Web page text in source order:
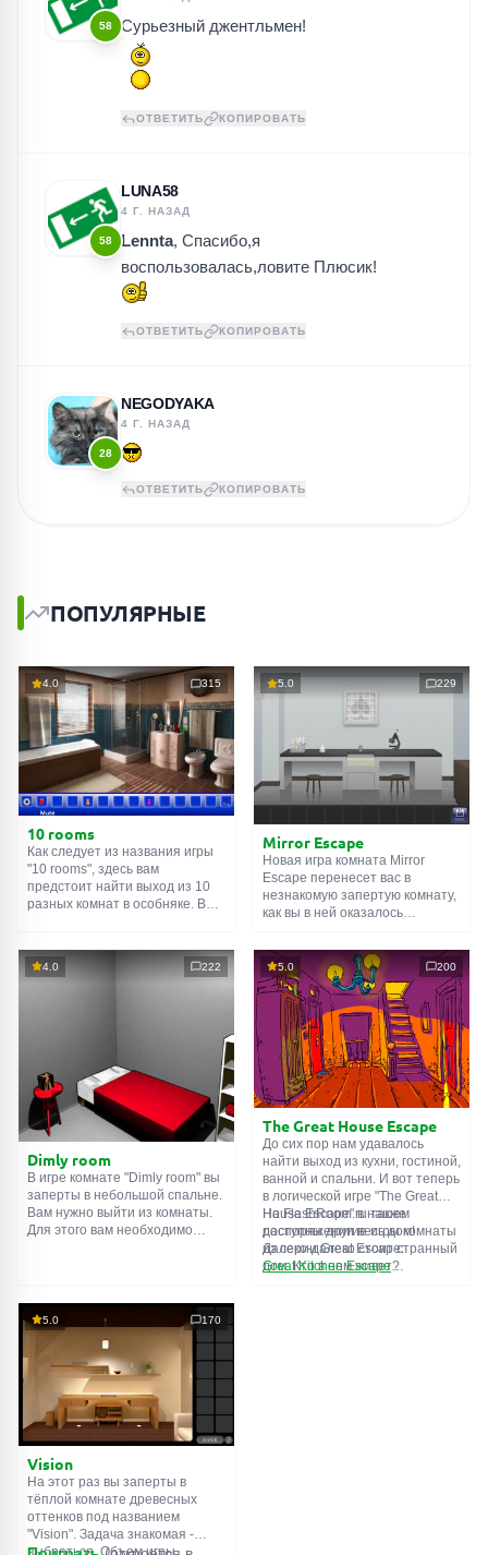
58 Сурьезный джентльмен!
ОТВЕТИТЬ КОПИРОВАТЬ
58
LUNA58
4 Г. НАЗАД
Lennta, Спасибо,я
воспользовалась,ловите Плюсик!
ОТВЕТИТЬ КОПИРОВАТЬ
28
NEGODYAKA
4 Г. НАЗАД
ОТВЕТИТЬ КОПИРОВАТЬ
ПОПУЛЯРНЫЕ
4.0 315
10 rooms
Как следует из названия игры
"10 rooms", здесь вам
предстоит найти выход из 10
разных комнат в особняке. В
их, чтобы выйти. Выход из
одной комнаты является
5.0 229
Mirror Escape
Новая игра комната Mirror
Escape перенесет вас в
незнакомую запертую комнату,
как вы в ней оказалось
смекалки попробуйте решить
все, приготовленные авторами
для вас, головоломки и найти
выход на свободу.
Внимательно осмотрите
помещение, возможно вы
сможете найти какие-нибудь
подсказки. Желаем удачи!
4.0 222
Dimly room
В игре комнате "Dimly room" вы
заперты в небольшой спальне.
Вам нужно выйти из комнаты.
Для этого вам необходимо
5.0 200
The Great House Escape
До сих пор нам удавалось
найти выход из кухни, гостиной,
ванной и спальни. И вот теперь
в логической игре "The Great
House Escape" в нашем
распоряжении весь дом!
Далеко-далеко стоит странный
дом. Кто в нем живет?
На FlashRoom.ru также
доступны другие игры комнаты
из серии Great Escape:
Great Kitchen Escape
5.0 170
Vision
На этот раз вы заперты в
тёплой комнате древесных
оттенков под названием
"Vision". Задача знакомая -